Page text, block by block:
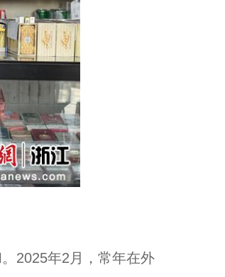
2025年2月，常年在外